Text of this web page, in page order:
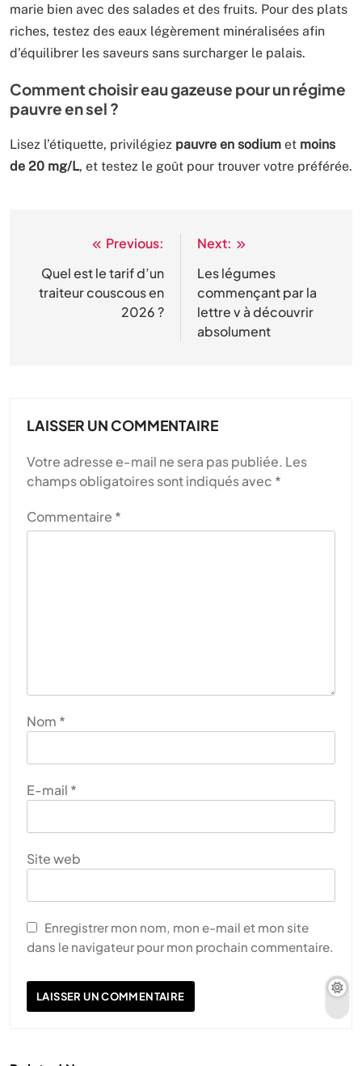
marie bien avec des salades et des fruits. Pour des plats
riches, testez des eaux légèrement minéralisées afin
d’équilibrer les saveurs sans surcharger le palais.
Comment choisir eau gazeuse pour un régime
pauvre en sel ?
Lisez l’étiquette, privilégiez pauvre en sodium et moins
de 20 mg/L, et testez le goût pour trouver votre préférée.
Navigation
de
l’article
Previous:
Quel est le tarif d’un
traiteur couscous en
2026 ?
Next:
Les légumes
commençant par la
lettre v à découvrir
absolument
LAISSER UN COMMENTAIRE
Votre adresse e-mail ne sera pas publiée. Les
champs obligatoires sont indiqués avec *
Commentaire *
Nom *
E-mail *
Site web
Enregistrer mon nom, mon e-mail et mon site
dans le navigateur pour mon prochain commentaire.